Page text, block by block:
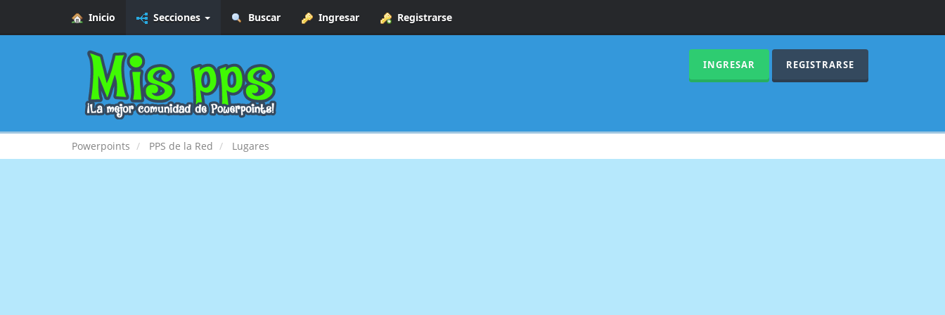
Inicio Secciones Buscar Ingresar Registrarse
INGRESAR REGISTRARSE
Powerpoints PPS de la Red Lugares